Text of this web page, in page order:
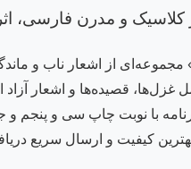
کلاسیک و مدرن فارسی،
از اشعار ناب و
غزل‌ها، قصیده‌ها و اشعار
با نوبت چاپ سی و پنجم و
بهترین کیفیت و ارسال سریع